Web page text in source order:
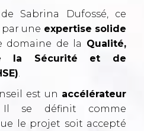
Sabrina Dufossé, ce
une expertise solide
domaine de la Qualité,
la Sécurité et de
.
est un accélérateur
se définit comme
le projet soit accepté